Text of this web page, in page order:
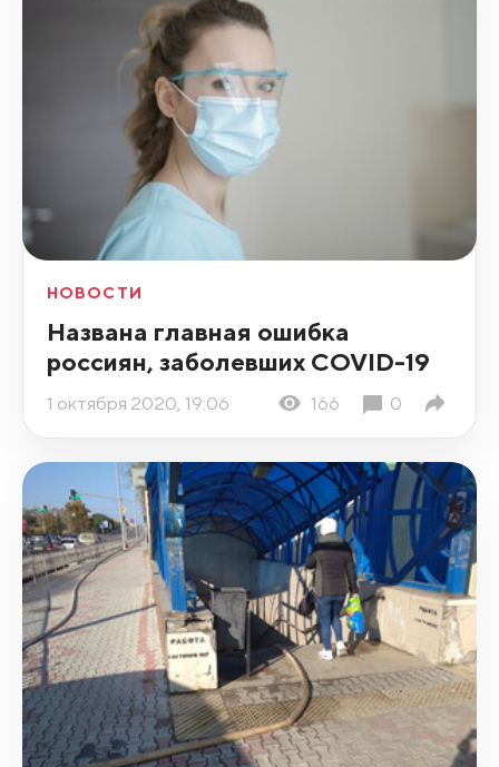
НОВОСТИ
Названа главная ошибка
россиян, заболевших COVID-19
1 октября 2020, 19:06 166 0